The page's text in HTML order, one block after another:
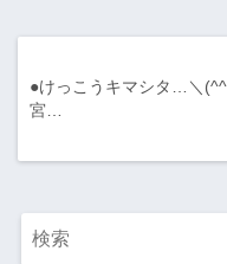
●けっこうキマシタ…＼
宮…